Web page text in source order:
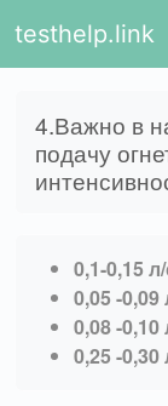
testhelp.link
4.Важно в
подачу
0,1-0,15
0,05 -0,09
0,08 -0,10
0,25 -0,30